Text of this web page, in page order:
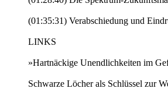
(01:35:31) Verabschiedung und
LINKS
»Hartnäckige Unendlichkeiten im
Schwarze Löcher als Schlüssel zur